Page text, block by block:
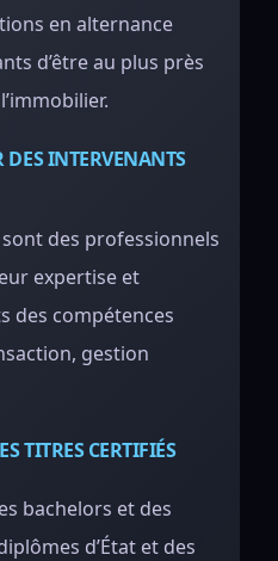
en alternance
d’être au plus près
DES INTERVENANTS
des professionnels
expertise et
des compétences
gestion
TITRES CERTIFIÉS
bachelors et des
d’État et des